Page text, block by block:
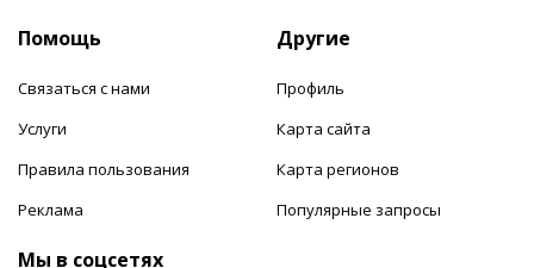
Помощь
Связаться с нами
Услуги
Правила пользования
Реклама
Другие
Профиль
Карта сайта
Карта регионов
Популярные запросы
Мы в соцсетях